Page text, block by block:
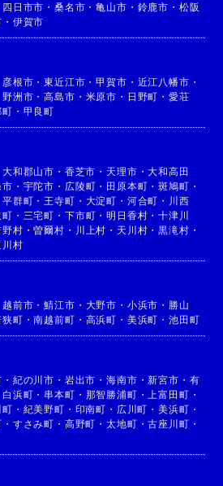
四日市市 ・桑名市 ・亀山市 ・ 鈴鹿市 ・ 松阪
・ 伊賀市
彦根市 ・東近江市 ・甲賀市 ・ 近江八幡市 ・
野洲市 ・高島市 ・ 米原市 ・ 日野町 ・ 愛荘
町 ・ 甲良町
大和郡山市 ・ 香芝市 ・ 天理市 ・大和高田
市 ・ 宇陀市 ・ 広陵町 ・ 田原本町 ・斑鳩町 ・
平群町 ・ 王寺町 ・ 大淀町 ・ 河合町 ・ 川西
町 ・ 三宅町 ・ 下市町 ・明日香村 ・十津川
野村 ・曽爾村 ・ 川上村 ・ 天川村 ・黒滝村 ・
川村
越前市 ・鯖江市 ・ 大野市 ・ 小浜市 ・ 勝山
狭町 ・南越前町 ・ 高浜町 ・ 美浜町 ・ 池田町
・ 紀の川市 ・ 岩出市 ・海南市 ・新宮市 ・ 有
白浜町 ・ 串本町 ・ 那智勝浦町 ・ 上富田町 ・
町 ・ 紀美野町 ・ 印南町 ・ 広川町 ・美浜町 ・
・ すさみ町 ・ 高野町 ・太地町 ・古座川町 ・